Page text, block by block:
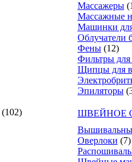
(102)
Массажеры
Массажные
Машинки
Облучатели
Фены (12)
Фильтры
Щипцы для
Эпиляторы
ШВЕЙНОЕ
Оверлоки (7)